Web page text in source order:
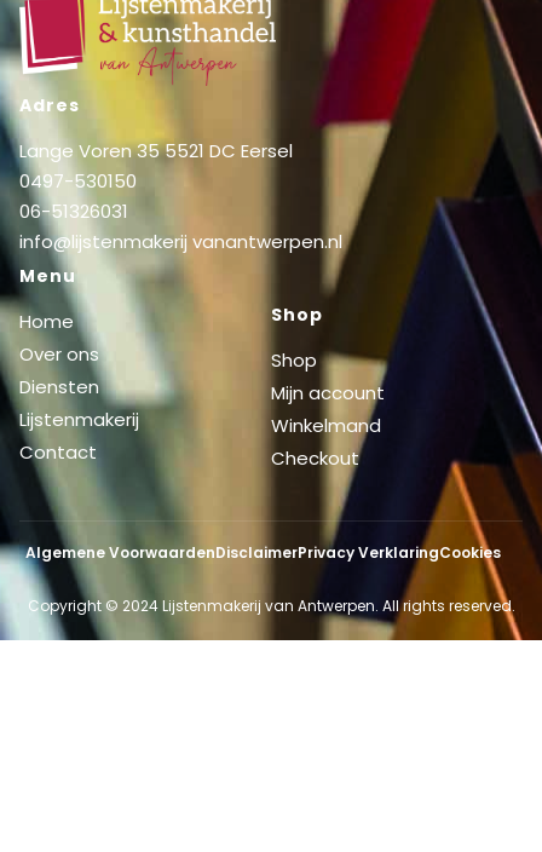
Adres
Lange Voren 35 5521 DC Eersel
0497-530150
06-51326031
info@lijstenmakerij vanantwerpen.nl
Menu
Home
Over ons
Diensten
Lijstenmakerij
Contact
Shop
Shop
Mijn account
Winkelmand
Checkout
Copyright © 2024 Lijstenmakerij van Antwerpen. All rights reserved.
Algemene VoorwaardenDisclaimerPrivacy VerklaringCookies